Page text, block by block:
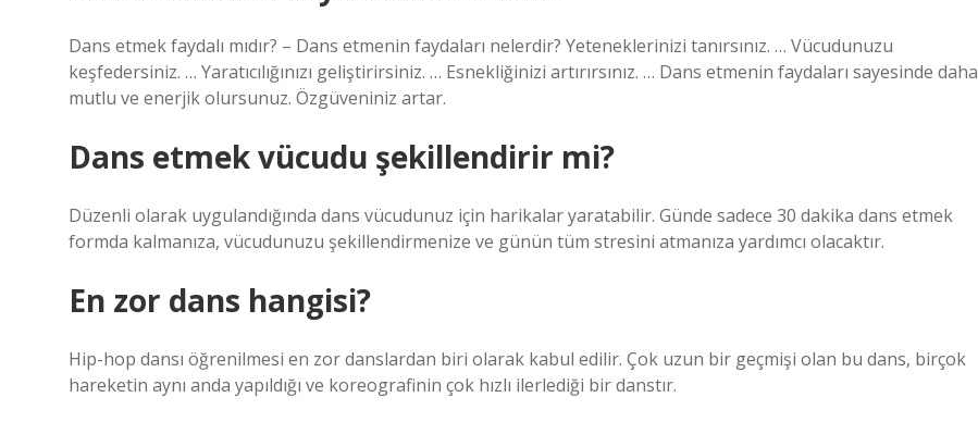
Dans etmek faydalı mıdır? – Dans etmenin faydaları nelerdir? Yeteneklerinizi tanırsınız. … Vücudunuzu
keşfedersiniz. … Yaratıcılığınızı geliştirirsiniz. … Esnekliğinizi artırırsınız. … Dans etmenin faydaları sayesinde daha
mutlu ve enerjik olursunuz. Özgüveniniz artar.
Dans etmek vücudu şekillendirir mi?
Düzenli olarak uygulandığında dans vücudunuz için harikalar yaratabilir. Günde sadece 30 dakika dans etmek
formda kalmanıza, vücudunuzu şekillendirmenize ve günün tüm stresini atmanıza yardımcı olacaktır.
En zor dans hangisi?
Hip-hop dansı öğrenilmesi en zor danslardan biri olarak kabul edilir. Çok uzun bir geçmişi olan bu dans, birçok
hareketin aynı anda yapıldığı ve koreografinin çok hızlı ilerlediği bir danstır.